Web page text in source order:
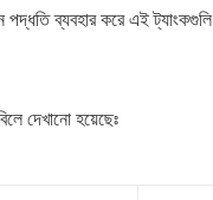
পদ্ধতি ব্যবহার করে এই
দেখানো হয়েছেঃ